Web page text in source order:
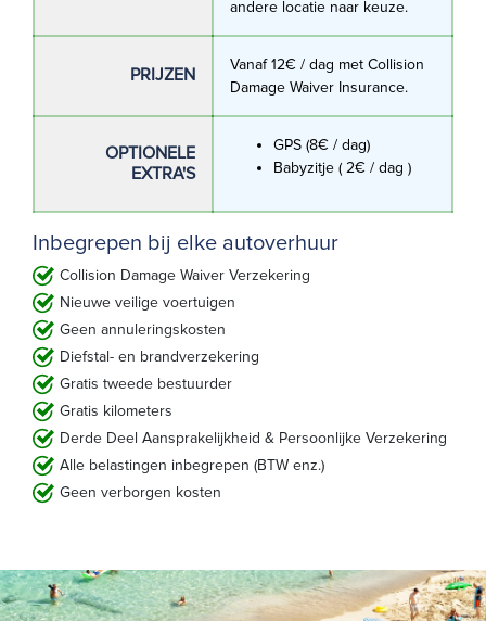
andere locatie naar keuze.
PRIJZEN
Vanaf 12€ / dag met Collision
Damage Waiver Insurance.
OPTIONELE
EXTRA'S
GPS (8€ / dag)
Babyzitje ( 2€ / dag )
Inbegrepen bij elke autoverhuur
Collision Damage Waiver Verzekering
Nieuwe veilige voertuigen
Geen annuleringskosten
Diefstal- en brandverzekering
Gratis tweede bestuurder
Gratis kilometers
Derde Deel Aansprakelijkheid & Persoonlijke Verzekering
Alle belastingen inbegrepen (BTW enz.)
Geen verborgen kosten